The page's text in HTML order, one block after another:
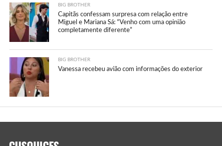
BIG BROTHER
Capitãs confessam surpresa com relação entre
Miguel e Mariana Sá: “Venho com uma opinião
completamente diferente”
BIG BROTHER
Vanessa recebeu avião com informações do exterior